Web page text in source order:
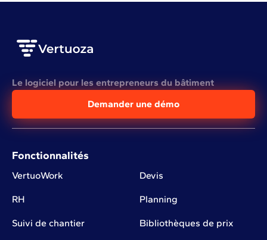
Le logiciel pour les entrepreneurs du bâtiment
Demander une démo
Fonctionnalités
VertuoWork Devis
RH Planning
Suivi de chantier Bibliothèques de prix